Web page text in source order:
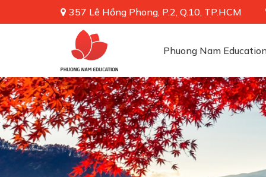
357 Lê Hồng Phong, P.2, Q.10, TP.HCM
Phuong Nam